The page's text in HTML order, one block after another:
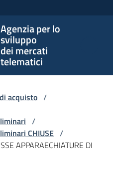
Agenzia per lo
sviluppo
dei mercati
telematici
acquisto /
/
CHIUSE /
APPARAECHIATURE DI